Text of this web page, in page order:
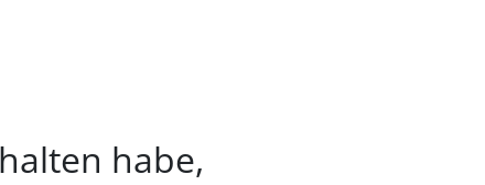
habe,